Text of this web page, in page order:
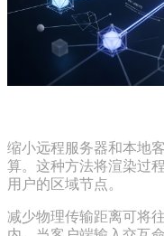
缩小远程服务器和本地
算。这种方法将渲染过
用户的区域节点。
减少物理传输距离可将